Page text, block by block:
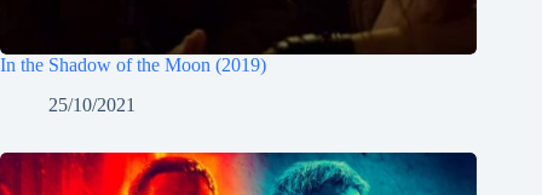
In the Shadow of the Moon (2019)
25/10/2021